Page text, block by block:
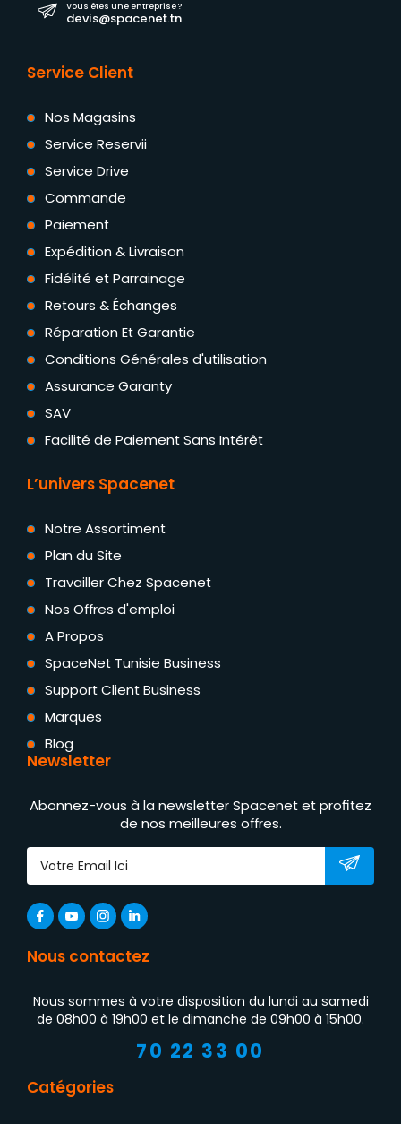
Vous êtes une entreprise ?
devis@spacenet.tn
Service Client
Nos Magasins
Service Reservii
Service Drive
Commande
Paiement
Expédition & Livraison
Fidélité et Parrainage
Retours & Échanges
Réparation Et Garantie
Conditions Générales d'utilisation
Assurance Garanty
SAV
Facilité de Paiement Sans Intérêt
L’univers Spacenet
Notre Assortiment
Plan du Site
Travailler Chez Spacenet
Nos Offres d'emploi
A Propos
SpaceNet Tunisie Business
Support Client Business
Marques
Blog
Newsletter
Abonnez-vous à la newsletter Spacenet et profitez
de nos meilleures offres.
Nous contactez
Nous sommes à votre disposition du lundi au samedi
de 08h00 à 19h00 et le dimanche de 09h00 à 15h00.
70 22 33 00
Catégories